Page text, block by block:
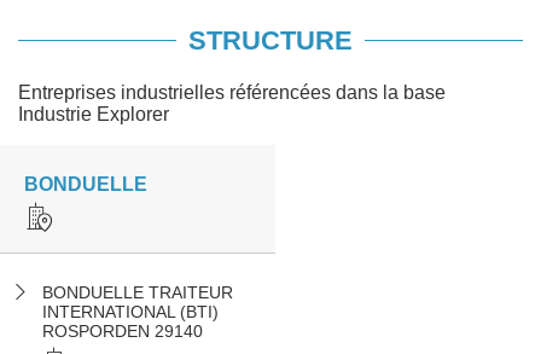
STRUCTURE
Entreprises industrielles référencées dans la base
Industrie Explorer
BONDUELLE
BONDUELLE TRAITEUR
INTERNATIONAL (BTI)
ROSPORDEN 29140